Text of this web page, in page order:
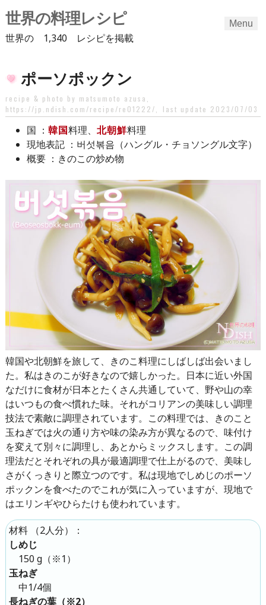
世界の料理レシピ
世界の 1,340 レシピを掲載
Menu
to ポーソポックン
recipe & photo by matsumoto azusa,
https://jp.ndish.com/recipe/re01222/
last update 2023/07/03
国 ： 韓国料理、 北朝鮮料理
現地表記 ：버섯볶음（ハングル・チョソングル文字）
概要 ：きのこの炒め物
韓国や北朝鮮を旅して、きのこ料理にしばしば出会いまし
た。私はきのこが好きなので嬉しかった。日本に近い外国
なだけに食材が日本とたくさん共通していて、野や山の幸
はいつもの食べ慣れた味。それがコリアンの美味しい調理
技法で素敵に調理されています。この料理では、きのこと
玉ねぎでは火の通り方や味の染み方が異なるので、味付け
を変えて別々に調理し、あとからミックスします。この調
理法だとそれぞれの具が最適調理で仕上がるので、美味し
さがくっきりと際立つのです。私は現地でしめじのポーソ
ポックンを食べたのでこれが気に入っていますが、現地で
はエリンギやひらたけも使われています。
材料 （2人分）：
しめじ
150 g（※1）
玉ねぎ
中1/4個
長ねぎの葉（※2）